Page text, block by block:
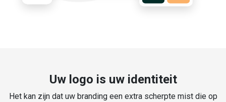
Uw logo is uw identiteit
Het kan zijn dat uw branding een extra scherpte mist die op